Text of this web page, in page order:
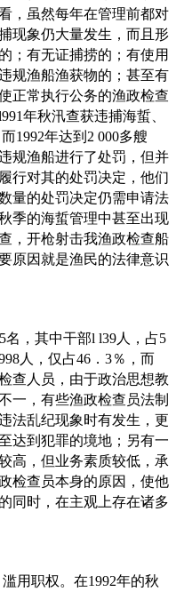
，虽然每年在管理前都对
现象仍大量发生，而且形
；有无证捕捞的；有使用
规渔船渔获物的；甚至有
正常执行公务的渔政检查
年秋汛查获违捕海蜇、
1992年达到 2 000多艘
规渔船进行了处罚，但并
行对其的处罚决定，他们
量的处罚决定仍需申请法
季的海蜇管理中甚至出现
，开枪射击我渔政检查船
原因就是渔民的法律意识
名，其中干部l l39人，占5
人，仅占46 ． 3％，而
查人员，由于政治思想教
一，有些渔政检查员法制
法乱纪现象时有发生，更
达到犯罪的境地；另有一
高，但业务素质较低，承
检查员本身的原因，使他
同时，在主观上存在诸多
用职权。在1992年的秋